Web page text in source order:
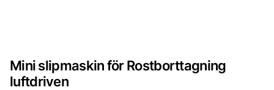
Mini slipmaskin för Rostborttagning
luftdriven